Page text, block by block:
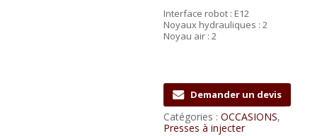
Interface robot : E12
Noyaux hydrauliques : 2
Noyau air : 2
Demander un devis
Catégories :OCCASIONS,
Presses à injecter